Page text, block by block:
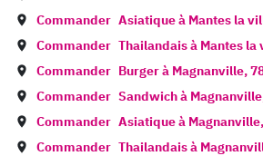
Commander Asiatique à Mantes la
Commander Thailandais à Mantes la
Commander Burger à Magnanville,
Commander Sandwich à Magnanville
Commander Asiatique à Magnanville,
Commander Thailandais à